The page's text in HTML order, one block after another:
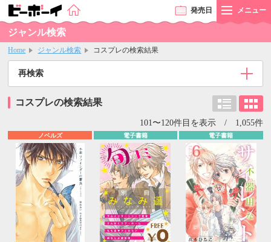
発売日 メニュー
ジャンル検索
Home ジャンル検索 コスプレの検索結果
再検索
コスプレの検索結果
101〜120件目を表示 / 1,055件
ノベルズ 電子書籍 電子書籍